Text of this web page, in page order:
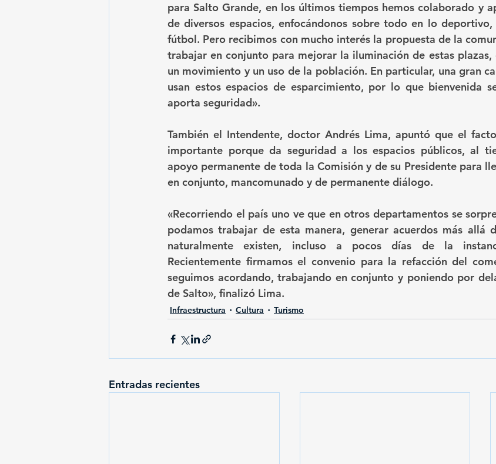
para Salto Grande, en los últimos tiempos hemos colaborado y
de diversos espacios, enfocándonos sobre todo en lo
fútbol. Pero recibimos con mucho interés la propuesta de la
trabajar en conjunto para mejorar la iluminación de estas
un movimiento y un uso de la población. En particular, una gran
usan estos espacios de esparcimiento, por lo que bienvenida
aporta seguridad».
También el Intendente, doctor Andrés Lima, apuntó que el
importante porque da seguridad a los espacios públicos, al
apoyo permanente de toda la Comisión y de su Presidente para
en conjunto, mancomunado y de permanente diálogo.
«Recorriendo el país uno ve que en otros departamentos se
podamos trabajar de esta manera, generar acuerdos más allá
naturalmente existen, incluso a pocos días de la
Recientemente firmamos el convenio para la refacción del
seguimos acordando, trabajando en conjunto y poniendo por
de Salto», finalizó Lima.
Infraestructura Cultura Turismo
Entradas recientes